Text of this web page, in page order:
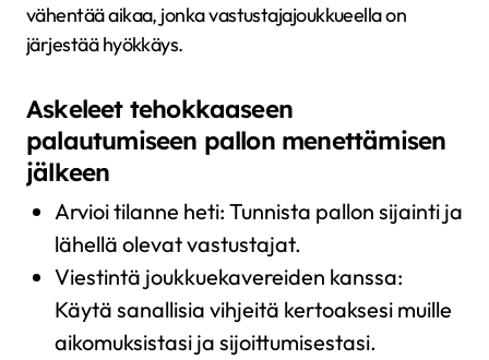
vähentää aikaa, jonka vastustajajoukkueella on
järjestää hyökkäys.
Askeleet tehokkaaseen
palautumiseen pallon menettämisen
jälkeen
Arvioi tilanne heti: Tunnista pallon sijainti ja
lähellä olevat vastustajat.
Viestintä joukkuekavereiden kanssa:
Käytä sanallisia vihjeitä kertoaksesi muille
aikomuksistasi ja sijoittumisestasi.